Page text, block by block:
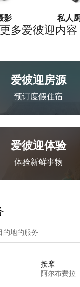
影 私人
更多爱彼迎内容
爱彼迎房源
预订度假住宿
爱彼迎体验
体验新鲜事物
的地的服务
按摩
阿尔布费拉